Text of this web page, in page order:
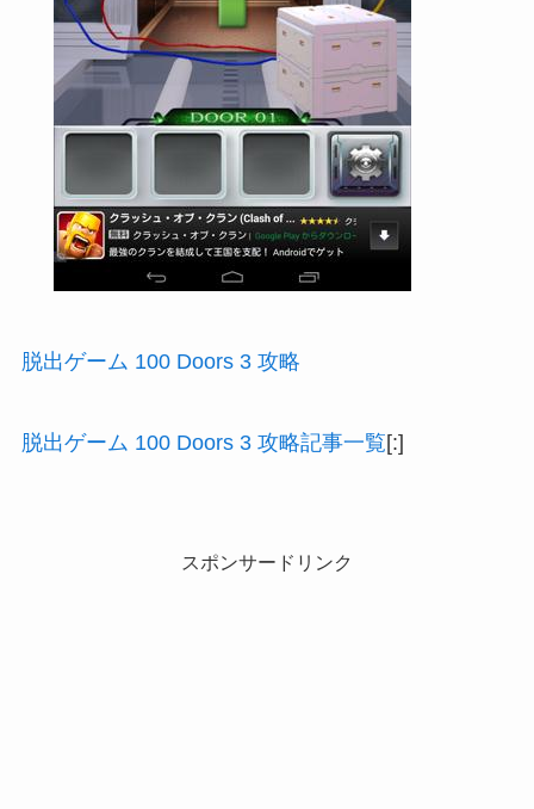
脱出ゲーム 100 Doors 3 攻略
脱出ゲーム 100 Doors 3 攻略記事一覧[:]
スポンサードリンク